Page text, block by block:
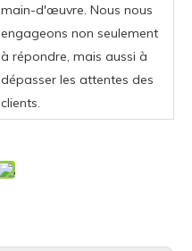
main-d'œuvre. Nous nous
engageons non seulement
à répondre, mais aussi à
dépasser les attentes des
clients.